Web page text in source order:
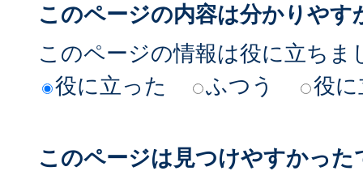
このページの内容は分かりやす
このページの情報は役に立ちま
役に立った
ふつう 役
このページは見つけやすかった